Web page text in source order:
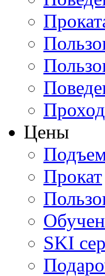
Цены
Прокат
SKI